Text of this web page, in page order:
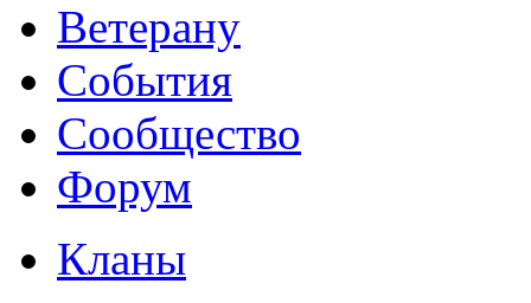
Ветерану
События
Сообщество
Форум
Кланы